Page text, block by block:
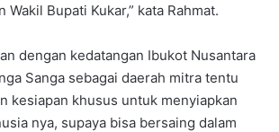
Wakil Bupati Kukar,” kata Rahmat.
dengan kedatangan Ibukot Nusantara
Sanga sebagai daerah mitra tentu
kesiapan khusus untuk menyiapkan
nya, supaya bisa bersaing dalam